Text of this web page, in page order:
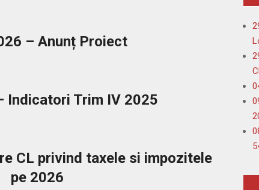
– Anunț Proiect
Indicatori Trim IV 2025
CL privind taxele si impozitele
pe 2026